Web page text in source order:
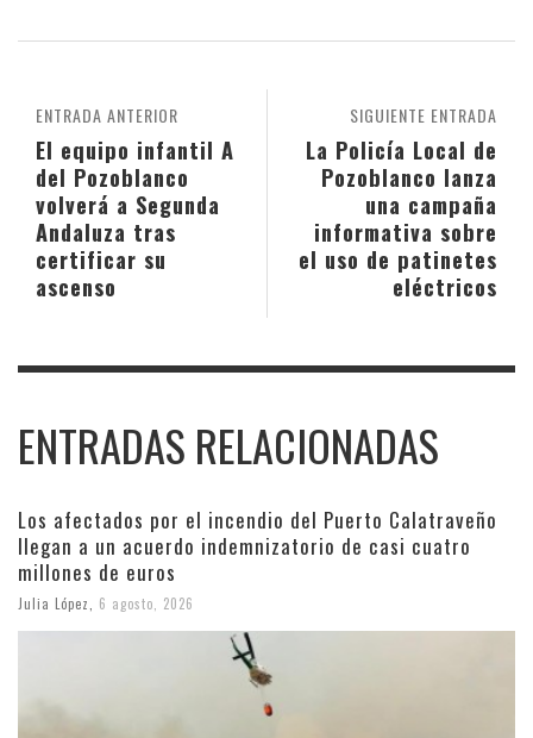
SIGUIENTE ENTRADA
La Policía Local de
Pozoblanco lanza
una campaña
informativa sobre
el uso de patinetes
eléctricos
ENTRADA ANTERIOR
El equipo infantil A
del Pozoblanco
volverá a Segunda
Andaluza tras
certificar su
ascenso
ENTRADAS RELACIONADAS
Los afectados por el incendio del Puerto Calatraveño
llegan a un acuerdo indemnizatorio de casi cuatro
millones de euros
Julia López 6 agosto, 2026